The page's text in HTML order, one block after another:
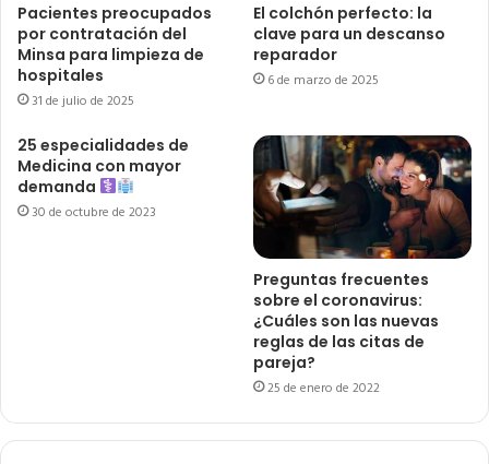
Pacientes preocupados
por contratación del
Minsa para limpieza de
hospitales
31 de julio de 2025
El colchón perfecto: la
clave para un descanso
reparador
6 de marzo de 2025
25 especialidades de
Medicina con mayor
demanda
30 de octubre de 2023
Preguntas frecuentes
sobre el coronavirus:
¿Cuáles son las nuevas
reglas de las citas de
pareja?
25 de enero de 2022